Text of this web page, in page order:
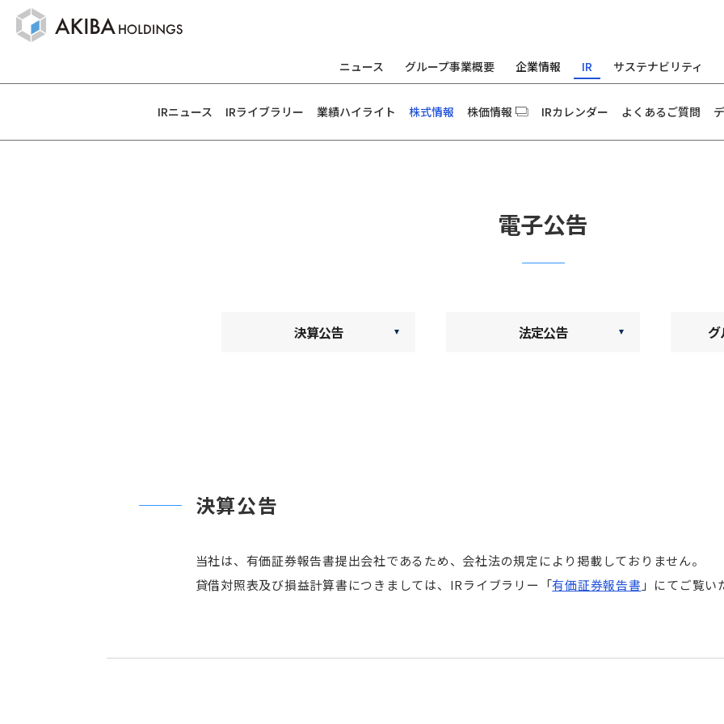
ニュース グループ事業概要 企業情報 IR サステナビリティ
IRニュース IRライブラリー 業績ハイライト 株式情報 株価情報 IRカレンダー よくあるご質問
電子公告
決算公告 法定公告 グ
決算公告
当社は、有価証券報告書提出会社であるため、会社法の規定により掲載しておりません。
貸借対照表及び損益計算書につきましては、IRライブラリー「有価証券報告書 」にてご覧い